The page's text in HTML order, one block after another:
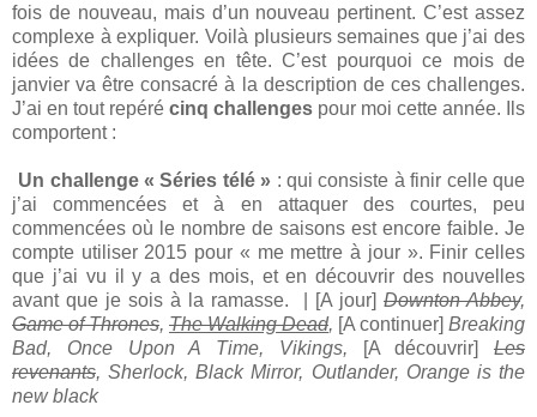
fois de nouveau, mais d’un nouveau pertinent. C’est assez
complexe à expliquer. Voilà plusieurs semaines que j’ai des
idées de challenges en tête. C’est pourquoi ce mois de
janvier va être consacré à la description de ces challenges.
J’ai en tout repéré cinq challenges pour moi cette année. Ils
comportent :
Un challenge « Séries télé » : qui consiste à finir celle que
j’ai commencées et à en attaquer des courtes, peu
commencées où le nombre de saisons est encore faible. Je
compte utiliser 2015 pour « me mettre à jour ». Finir celles
que j’ai vu il y a des mois, et en découvrir des nouvelles
avant que je sois à la ramasse. | [A jour] Downton Abbey,
Game of Thrones, The Walking Dead, [A continuer] Breaking
Bad, Once Upon A Time, Vikings,
[A découvrir]
Les
revenants, Sherlock, Black Mirror, Outlander, Orange is the
new black